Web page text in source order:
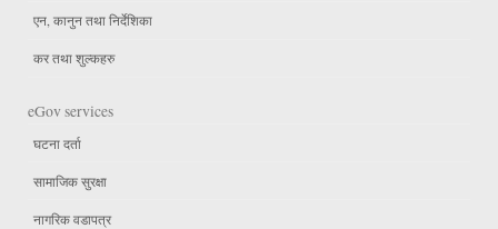
एन, कानुन तथा निर्देशिका
कर तथा शुल्कहरु
eGov services
घटना दर्ता
सामाजिक सुरक्षा
नागरिक वडापत्र